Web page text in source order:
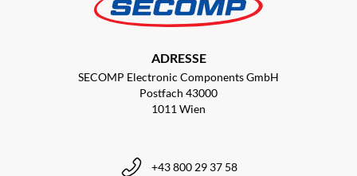
ADRESSE
SECOMP Electronic Components GmbH
Postfach 43000
1011 Wien
+43 800 29 37 58